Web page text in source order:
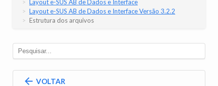
Layout e-SUS AB de Dados e Interface
Layout e-SUS AB de Dados e Interface Versão 3.2.2
Estrutura dos arquivos
VOLTAR